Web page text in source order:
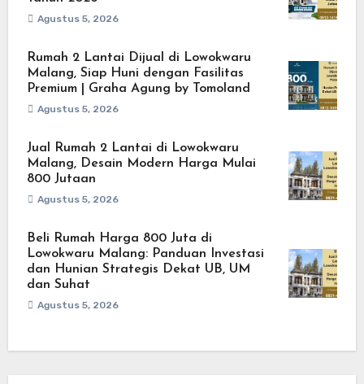
Agustus 5, 2026
Rumah 2 Lantai Dijual di Lowokwaru
Malang, Siap Huni dengan Fasilitas
Premium | Graha Agung by Tomoland
Agustus 5, 2026
Jual Rumah 2 Lantai di Lowokwaru
Malang, Desain Modern Harga Mulai
800 Jutaan
Agustus 5, 2026
Beli Rumah Harga 800 Juta di
Lowokwaru Malang: Panduan Investasi
dan Hunian Strategis Dekat UB, UM
dan Suhat
Agustus 5, 2026